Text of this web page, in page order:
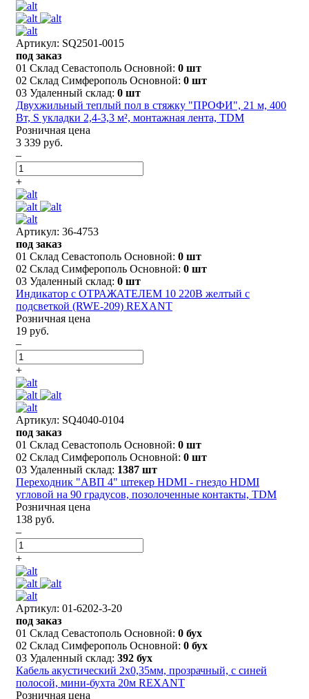
Артикул: SQ2501-0015
под заказ
01 Склад Севастополь Основной: 0 шт
02 Склад Симферополь Основной: 0 шт
03 Удаленный склад: 0 шт
Двухжильный теплый пол в стяжку "ПРОФИ", 21 м, 400
Вт, S укладки 2,4-3,3 м², монтажная лента, TDM
Розничная цена
3 339 руб.
–
+
Артикул: 36-4753
под заказ
01 Склад Севастополь Основной: 0 шт
02 Склад Симферополь Основной: 0 шт
03 Удаленный склад: 0 шт
Индикатор c ОТРАЖАТЕЛЕМ 10 220В желтый с
подсветкой (RWE-209) REXANT
Розничная цена
19 руб.
–
+
Артикул: SQ4040-0104
под заказ
01 Склад Севастополь Основной: 0 шт
02 Склад Симферополь Основной: 0 шт
03 Удаленный склад: 1387 шт
Переходник "АВП 4" штекер HDMI - гнездо HDMI
угловой на 90 градусов, позолоченные контакты, TDM
Розничная цена
138 руб.
–
+
Артикул: 01-6202-3-20
под заказ
01 Склад Севастополь Основной: 0 бух
02 Склад Симферополь Основной: 0 бух
03 Удаленный склад: 392 бух
Кабель акустический 2х0,35мм, прозрачный, с синей
полосой, мини-бухта 20м REXANT
Розничная цена